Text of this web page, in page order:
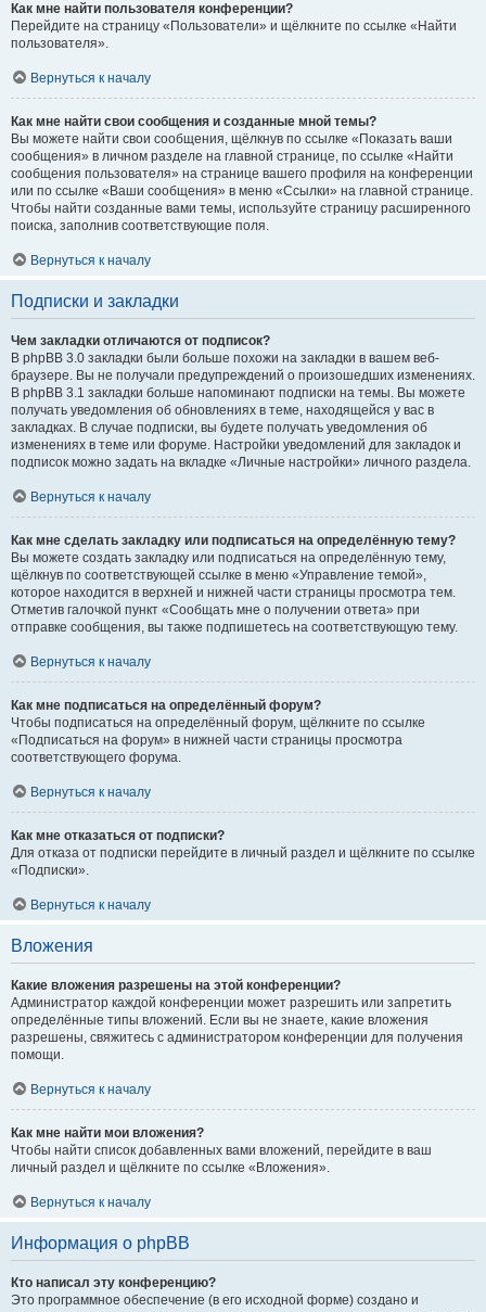
Как мне найти пользователя конференции?
Перейдите на страницу «Пользователи» и щёлкните по ссылке «Найти
пользователя».
Вернуться к началу
Как мне найти свои сообщения и созданные мной темы?
Вы можете найти свои сообщения, щёлкнув по ссылке «Показать ваши
сообщения» в личном разделе на главной странице, по ссылке «Найти
сообщения пользователя» на странице вашего профиля на конференции
или по ссылке «Ваши сообщения» в меню «Ссылки» на главной странице.
Чтобы найти созданные вами темы, используйте страницу расширенного
поиска, заполнив соответствующие поля.
Вернуться к началу
Подписки и закладки
Чем закладки отличаются от подписок?
В phpBB 3.0 закладки были больше похожи на закладки в вашем веб-
браузере. Вы не получали предупреждений о произошедших изменениях.
В phpBB 3.1 закладки больше напоминают подписки на темы. Вы можете
получать уведомления об обновлениях в теме, находящейся у вас в
закладках. В случае подписки, вы будете получать уведомления об
изменениях в теме или форуме. Настройки уведомлений для закладок и
подписок можно задать на вкладке «Личные настройки» личного раздела.
Вернуться к началу
Как мне сделать закладку или подписаться на определённую тему?
Вы можете создать закладку или подписаться на определённую тему,
щёлкнув по соответствующей ссылке в меню «Управление темой»,
которое находится в верхней и нижней части страницы просмотра тем.
Отметив галочкой пункт «Сообщать мне о получении ответа» при
отправке сообщения, вы также подпишетесь на соответствующую тему.
Вернуться к началу
Как мне подписаться на определённый форум?
Чтобы подписаться на определённый форум, щёлкните по ссылке
«Подписаться на форум» в нижней части страницы просмотра
соответствующего форума.
Вернуться к началу
Как мне отказаться от подписки?
Для отказа от подписки перейдите в личный раздел и щёлкните по ссылке
«Подписки».
Вернуться к началу
Вложения
Какие вложения разрешены на этой конференции?
Администратор каждой конференции может разрешить или запретить
определённые типы вложений. Если вы не знаете, какие вложения
разрешены, свяжитесь с администратором конференции для получения
помощи.
Вернуться к началу
Как мне найти мои вложения?
Чтобы найти список добавленных вами вложений, перейдите в ваш
личный раздел и щёлкните по ссылке «Вложения».
Вернуться к началу
Информация о phpBB
Кто написал эту конференцию?
Это программное обеспечение (в его исходной форме) создано и